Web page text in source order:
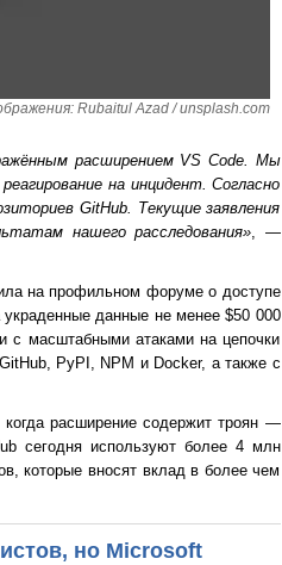
Rubaitul Azad / unsplash.com
расширением VS Code. Мы
на инцидент. Согласно
GitHub. Текущие заявления
нашего расследования», —
на профильном форуме о доступе
украденные данные не менее $50 000
с масштабными атаками на цепочки
PyPI, NPM и Docker, а также с
расширение содержит троян —
сегодня используют более 4 млн
которые вносят вклад в более чем
но Microsoft